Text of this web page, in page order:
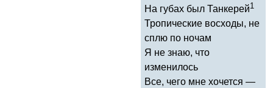
На губах был Танкерей1
Тропические восходы, не
сплю по ночам
Я не знаю, что
изменилось
Все, чего мне хочется —